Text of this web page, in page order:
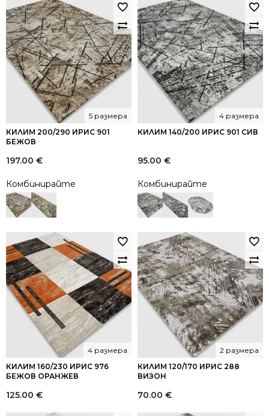
КИЛИМ 200/290 ИРИС 901
БЕЖОВ
5 размера
197.00 €
Комбинирайте
КИЛИМ 140/200 ИРИС 901 СИВ
4 размера
95.00 €
Комбинирайте
КИЛИМ 160/230 ИРИС 976
БЕЖОВ ОРАНЖЕВ
4 размера
125.00 €
КИЛИМ 120/170 ИРИС 288
ВИЗОН
2 размера
70.00 €